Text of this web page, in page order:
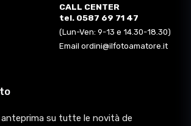
CALL CENTER
tel. 0587 69 71 47
(Lun-Ven: 9-13 e 14.30-18.30)
Email ordini@ilfotoamatore.it
su tutte le novità de